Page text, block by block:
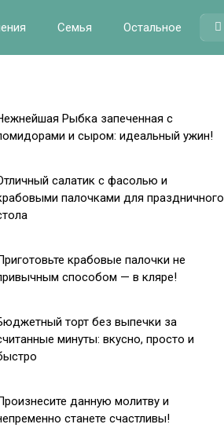
Семья Остальное
Рыбка запеченная с
и сыром: идеальный ужин!
салатик с фасолью и
палочками для праздничного
крабовые палочки не
способом — в кляре!
торт без выпечки за
минуты: вкусно, просто и
данную молитву и
станете счастливы!